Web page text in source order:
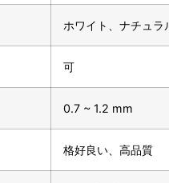
ホワイト、ナチュラ
可
0.7 ~ 1.2 mm
格好良い、高品質